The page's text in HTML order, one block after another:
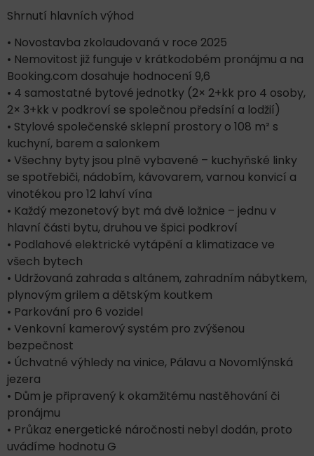
Shrnutí hlavních výhod
• Novostavba zkolaudovaná v roce 2025
• Nemovitost již funguje v krátkodobém pronájmu a na
Booking.com dosahuje hodnocení 9,6
• 4 samostatné bytové jednotky (2× 2+kk pro 4 osoby,
2× 3+kk v podkroví se společnou předsíní a lodžií)
• Stylové společenské sklepní prostory o 108 m² s
kuchyní, barem a salonkem
• Všechny byty jsou plně vybavené – kuchyňské linky
se spotřebiči, nádobím, kávovarem, varnou konvicí a
vinotékou pro 12 lahví vína
• Každý mezonetový byt má dvě ložnice – jednu v
hlavní části bytu, druhou ve špici podkroví
• Podlahové elektrické vytápění a klimatizace ve
všech bytech
• Udržovaná zahrada s altánem, zahradním nábytkem,
plynovým grilem a dětským koutkem
• Parkování pro 6 vozidel
• Venkovní kamerový systém pro zvýšenou
bezpečnost
• Úchvatné výhledy na vinice, Pálavu a Novomlýnská
jezera
• Dům je připravený k okamžitému nastěhování či
pronájmu
• Průkaz energetické náročnosti nebyl dodán, proto
uvádíme hodnotu G